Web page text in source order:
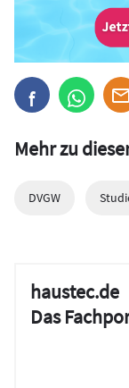
Mehr zu
DVGW
haustec.de
Das